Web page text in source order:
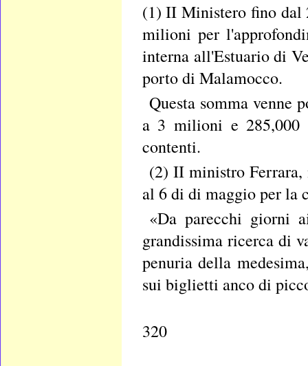
(1) II Ministero fino dal
milioni per
interna all'Estuario di
porto di Malamocco.
Questa somma venne
a 3 milioni e 285,000
contenti.
(2) II ministro Ferrara,
al 6 di di maggio per la
«Da parecchi giorni
grandissima ricerca di
penuria della
sui biglietti anco di
320